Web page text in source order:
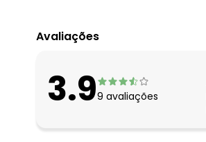
agosto/2026
maio/2026
abril/2026
fevereiro/2026
Avaliações
3.99 avaliações